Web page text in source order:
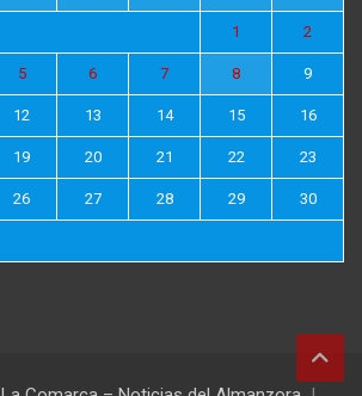
1 2
5 6 7 8 9
12 13 14 15 16
19 20 21 22 23
26 27 28 29 30